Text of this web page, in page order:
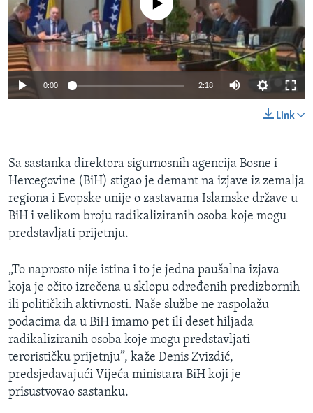
MAGAZIN
O GLASU AMERIKE
Learning English
Jezici
No media source currently available
0:00 2:18
Link
Sa sastanka direktora sigurnosnih agencija Bosne i
Hercegovine (BiH) stigao je demant na izjave iz zemalja
regiona i Evopske unije o zastavama Islamske države u
BiH i velikom broju radikaliziranih osoba koje mogu
predstavljati prijetnju.
„To naprosto nije istina i to je jedna paušalna izjava
koja je očito izrečena u sklopu određenih predizbornih
ili političkih aktivnosti. Naše službe ne raspolažu
podacima da u BiH imamo pet ili deset hiljada
radikaliziranih osoba koje mogu predstavljati
terorističku prijetnju”, kaže Denis Zvizdić,
predsjedavajući Vijeća ministara BiH koji je
prisustvovao sastanku.